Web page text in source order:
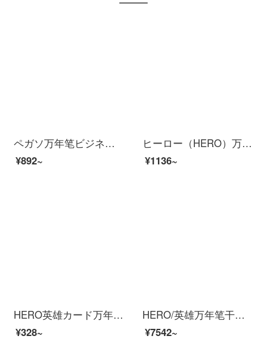
ペガソ万年笔ビジネス高級書道美工芸品902イリジウム金万年ペン男女オフィス署名インク学生絵画ベンド美细书ペガソ902万年笔純黒银夹1.0 mm
¥892~
ヒーロー（HERO）万年ペン/署名ペン/アートワークの署名インキケース高級スーツ男性女性の書体トレーニングの誕生日プレゼントプレゼント無料彫刻グリーンローズゴールド-万年ペン+サインペン+アート+インキギフトボックス
¥1136~
HERO英雄カード万年笔1063学生は特细练字硬筆書道インクで成人男性美工金融署名専用女の子プレゼントをカスタマイズできます。
¥328~
HERO/英雄万年笔干支-牛款2021年万年記念万年笔秘蔵版ギフトセット万年笔プレゼント男性学生用インク筆生肖牛/金版
¥7542~